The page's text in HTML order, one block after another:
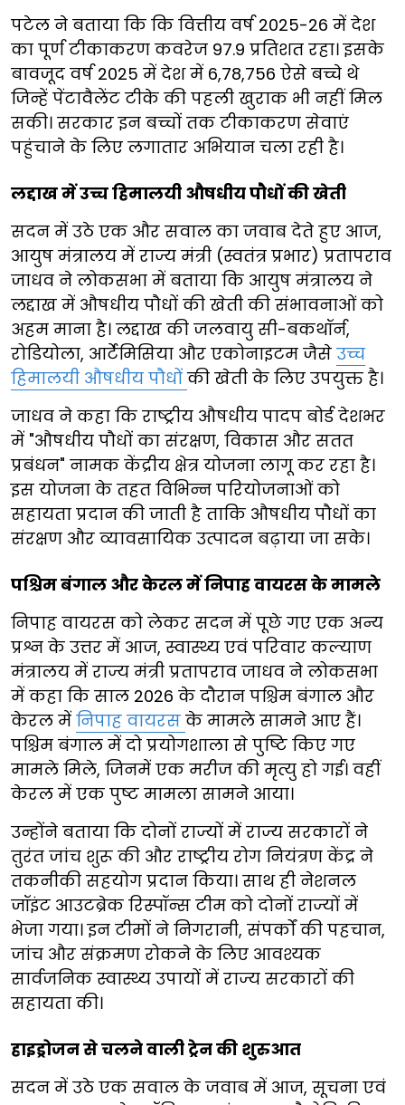
पटेल ने बताया कि कि वित्तीय वर्ष 2025-26 में देश
का पूर्ण टीकाकरण कवरेज 97.9 प्रतिशत रहा। इसके
बावजूद वर्ष 2025 में देश में 6,78,756 ऐसे बच्चे थे
जिन्हें पेंटावैलेंट टीके की पहली खुराक भी नहीं मिल
सकी। सरकार इन बच्चों तक टीकाकरण सेवाएं
पहुंचाने के लिए लगातार अभियान चला रही है।
लद्दाख में उच्च हिमालयी औषधीय पौधों की खेती
सदन में उठे एक और सवाल का जवाब देते हुए आज,
आयुष मंत्रालय में राज्य मंत्री (स्वतंत्र प्रभार) प्रतापराव
जाधव ने लोकसभा में बताया कि आयुष मंत्रालय ने
लद्दाख में औषधीय पौधों की खेती की संभावनाओं को
अहम माना है। लद्दाख की जलवायु सी-बकथॉर्न,
रोडियोला, आर्टेमिसिया और एकोनाइटम जैसे उच्च
हिमालयी औषधीय पौधों की खेती के लिए उपयुक्त है।
जाधव ने कहा कि राष्ट्रीय औषधीय पादप बोर्ड देशभर
में "औषधीय पौधों का संरक्षण, विकास और सतत
प्रबंधन" नामक केंद्रीय क्षेत्र योजना लागू कर रहा है।
इस योजना के तहत विभिन्न परियोजनाओं को
सहायता प्रदान की जाती है ताकि औषधीय पौधों का
संरक्षण और व्यावसायिक उत्पादन बढ़ाया जा सके।
पश्चिम बंगाल और केरल में निपाह वायरस के मामले
निपाह वायरस को लेकर सदन में पूछे गए एक अन्य
प्रश्न के उत्तर में आज, स्वास्थ्य एवं परिवार कल्याण
मंत्रालय में राज्य मंत्री प्रतापराव जाधव ने लोकसभा
में कहा कि साल 2026 के दौरान पश्चिम बंगाल और
केरल में निपाह वायरस के मामले सामने आए हैं।
पश्चिम बंगाल में दो प्रयोगशाला से पुष्टि किए गए
मामले मिले, जिनमें एक मरीज की मृत्यु हो गई। वहीं
केरल में एक पुष्ट मामला सामने आया।
उन्होंने बताया कि दोनों राज्यों में राज्य सरकारों ने
तुरंत जांच शुरू की और राष्ट्रीय रोग नियंत्रण केंद्र ने
तकनीकी सहयोग प्रदान किया। साथ ही नेशनल
जॉइंट आउटब्रेक रिस्पॉन्स टीम को दोनों राज्यों में
भेजा गया। इन टीमों ने निगरानी, संपर्कों की पहचान,
जांच और संक्रमण रोकने के लिए आवश्यक
सार्वजनिक स्वास्थ्य उपायों में राज्य सरकारों की
सहायता की।
हाइड्रोजन से चलने वाली ट्रेन की शुरुआत
सदन में उठे एक सवाल के जवाब में आज, सूचना एवं